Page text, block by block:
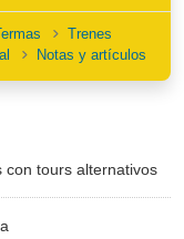
Trenes
Notas y artículos
con tours alternativos